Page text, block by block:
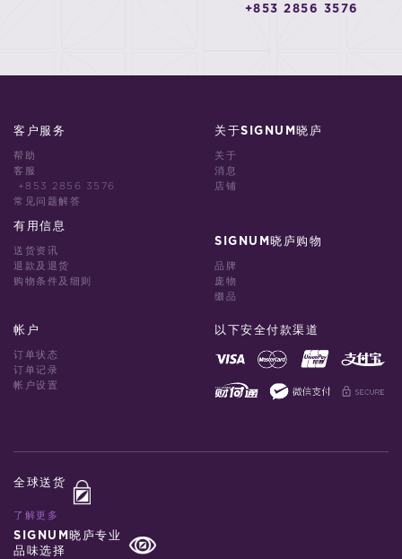
+853 2856 3576
客户服务
帮助
客服
+853 2856 3576
常见问题解答
有用信息
送货资讯
退款及退货
购物条件及细则
关于SIGNUM晓庐
关于
消息
店铺
SIGNUM晓庐购物
品牌
庞物
缀品
帐户
订单状态
订单记录
帐户设置
以下安全付款渠道
全球送货
了解更多
SIGNUM晓庐专业
品味选择